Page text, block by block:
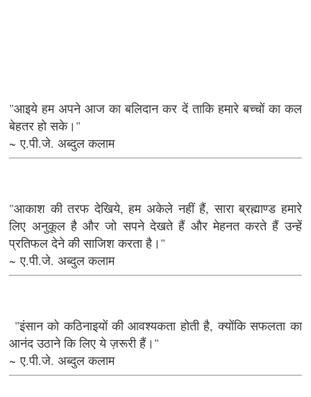
"आइये हम अपने आज का बलिदान कर दें ताकि हमारे बच्चों का कल
बेहतर हो सके।"
~ ए.पी.जे. अब्दुल कलाम
"आकाश की तरफ देखिये, हम अकेले नहीं हैं, सारा ब्रह्माण्ड हमारे
लिए अनुकूल है और जो सपने देखते हैं और मेहनत करते हैं उन्हें
प्रतिफल देने की साजिश करता है।"
~ ए.पी.जे. अब्दुल कलाम
"इंसान को कठिनाइयों की आवश्यकता होती है, क्योंकि सफलता का
आनंद उठाने कि लिए ये ज़रूरी हैं।"
~ ए.पी.जे. अब्दुल कलाम